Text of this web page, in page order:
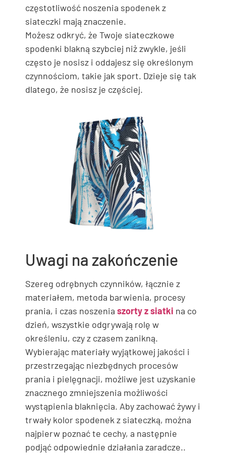
częstotliwość noszenia spodenek z
siateczki mają znaczenie.
Możesz odkryć, że Twoje siateczkowe
spodenki blakną szybciej niż zwykle, jeśli
często je nosisz i oddajesz się określonym
czynnościom, takie jak sport. Dzieje się tak
dlatego, że nosisz je częściej.
Uwagi na zakończenie
Szereg odrębnych czynników, łącznie z
materiałem, metoda barwienia, procesy
prania, i czas noszenia szorty z siatki na co
dzień, wszystkie odgrywają rolę w
określeniu, czy z czasem zanikną.
Wybierając materiały wyjątkowej jakości i
przestrzegając niezbędnych procesów
prania i pielęgnacji, możliwe jest uzyskanie
znacznego zmniejszenia możliwości
wystąpienia blaknięcia. Aby zachować żywy i
trwały kolor spodenek z siateczką, można
najpierw poznać te cechy, a następnie
podjąć odpowiednie działania zaradcze..